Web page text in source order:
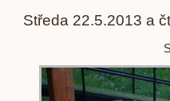
Středa 22.5.2013 a